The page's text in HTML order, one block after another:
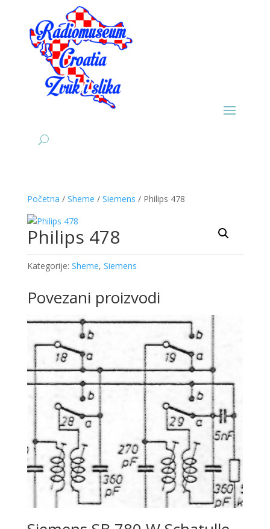
Početna / Sheme / Siemens / Philips 478
Philips 478
Kategorije: Sheme, Siemens
Povezani proizvodi